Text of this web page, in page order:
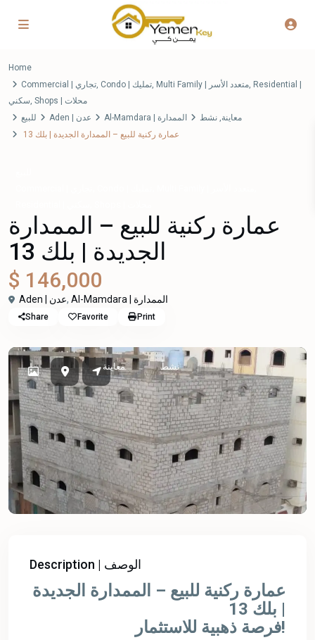
Home
Commercial | تجاري, Condo | تمليك, Multi Family | متعدد الأسر, Residential |
سكني,
Shops | محلات
للبيع
Aden | عدن Al-Mamdara | الممدارة معاينة, نشط
عمارة ركنية للبيع – الممدارة الجديدة | بلك 13
عمارة ركنية للبيع – الممدارة
الجديدة | بلك 13
$ 146,000
Aden | عدن, Al-Mamdara | الممدارة
Share Favorite Print
معاينة نشط
Description | الوصف
عمارة ركنية للبيع – الممدارة الجديدة
| بلك 13
فرصة ذهبية للاستثمار!